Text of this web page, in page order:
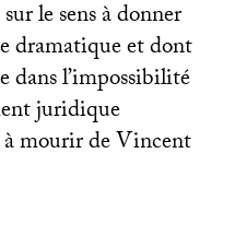
le sens à donner
dramatique et dont
dans l’impossibilité
juridique
à mourir de Vincent